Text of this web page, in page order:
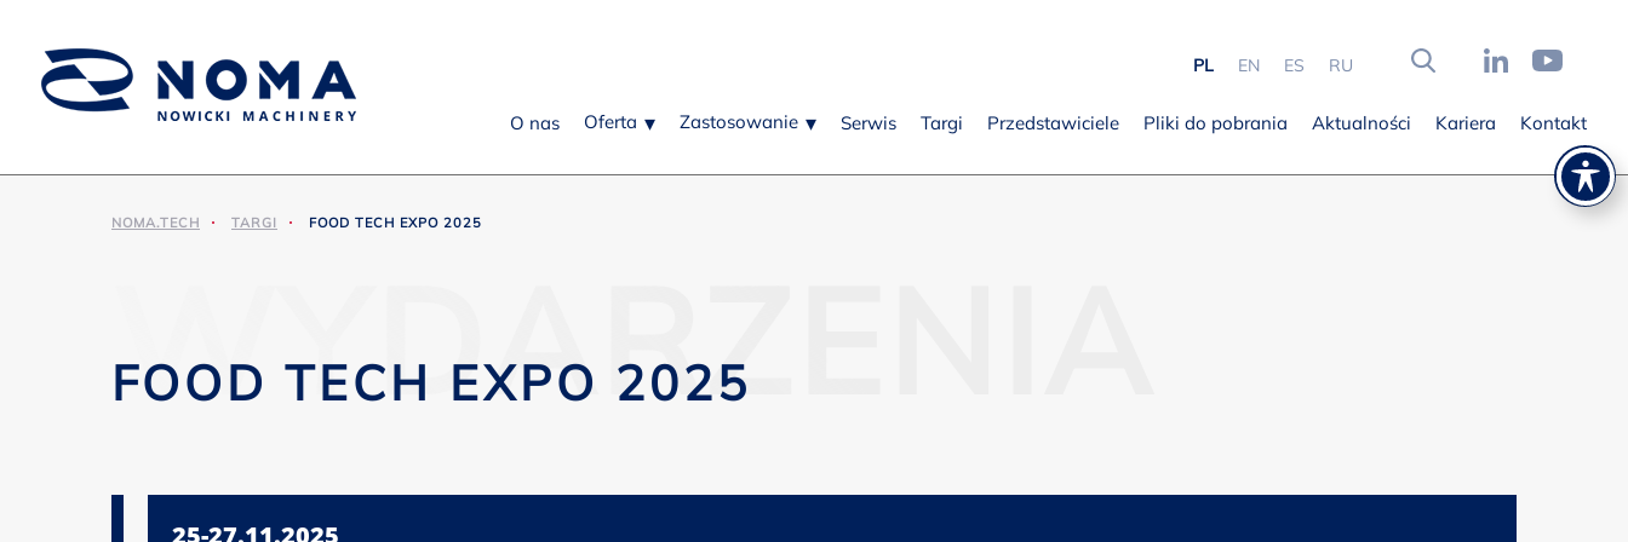
PL EN ES RU
O nas Oferta Zastosowanie Serwis Targi Przedstawiciele Pliki do pobrania Aktualności Kariera Kontakt
NOMA.TECH TARGI FOOD TECH EXPO 2025
WYDARZENIA
FOOD TECH EXPO 2025
25-27.11.2025